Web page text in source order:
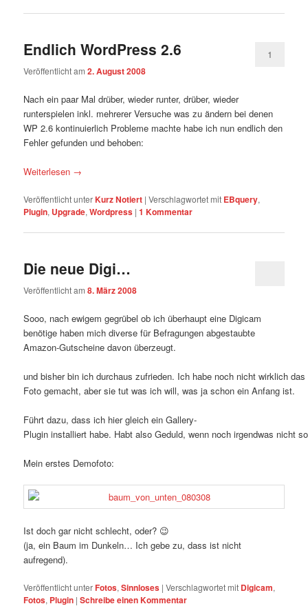
Endlich WordPress 2.6
Veröffentlicht am2. August 2008
1
Nach ein paar Mal drüber, wieder runter, drüber, wieder
runterspielen inkl. mehrerer Versuche was zu ändern bei denen
WP 2.6 kontinuierlich Probleme machte habe ich nun endlich den
Fehler gefunden und behoben:
Weiterlesen →
Veröffentlicht unterKurz Notiert |Verschlagwortet mit EBquery,
Plugin, Upgrade,Wordpress |1 Kommentar
Die neue Digi…
Veröffentlicht am8. März 2008
Sooo, nach ewigem gegrübel ob ich überhaupt eine Digicam
benötige haben mich diverse für Befragungen abgestaubte
Amazon-Gutscheine davon überzeugt.
und bisher bin ich durchaus zufrieden. Ich habe noch nicht wirklich
Foto gemacht, aber sie tut was ich will, was ja schon ein Anfang ist.
Führt dazu, dass ich hier gleich ein Gallery-
Plugin installiert habe. Habt also Geduld, wenn noch irgendwas nicht
Mein erstes Demofoto:
Ist doch gar nicht schlecht, oder? 😉
(ja, ein Baum im Dunkeln… Ich gebe zu, dass ist nicht
aufregend).
Veröffentlicht unterFotos,Sinnloses |Verschlagwortet mit Digicam,
Fotos, Plugin |Schreibe einen Kommentar